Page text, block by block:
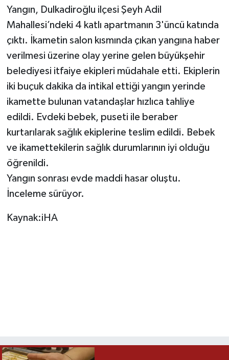
Yangın, Dulkadiroğlu ilçesi Şeyh Adil
Mahallesi’ndeki 4 katlı apartmanın 3'üncü katında
çıktı. İkametin salon kısmında çıkan yangına haber
verilmesi üzerine olay yerine gelen büyükşehir
belediyesi itfaiye ekipleri müdahale etti. Ekiplerin
iki buçuk dakika da intikal ettiği yangın yerinde
ikamette bulunan vatandaşlar hızlıca tahliye
edildi. Evdeki bebek, puseti ile beraber
kurtarılarak sağlık ekiplerine teslim edildi. Bebek
ve ikamettekilerin sağlık durumlarının iyi olduğu
öğrenildi.
Yangın sonrası evde maddi hasar oluştu.
İnceleme sürüyor.
Kaynak:iHA
TREND
OTOMOTİV
TEKNOLOJİ
KÜLTÜR SANAT